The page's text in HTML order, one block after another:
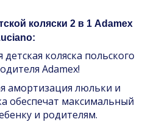
коляски 2 в 1 Adamex
коляска польского
Adamex!
амортизация люльки и
обеспечат максимальный
и родителям.